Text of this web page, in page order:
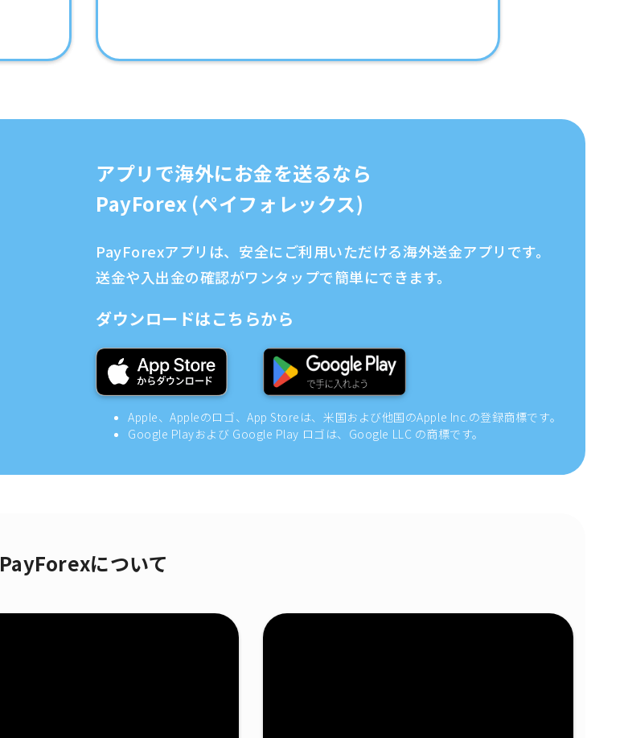
アプリで海外にお金を送るなら
PayForex (ペイフォレックス)
PayForexアプリは、安全にご利用いただける海外送金アプリです。
送金や入出金の確認がワンタップで簡単にできます。
ダウンロードはこちらから
Apple、Appleのロゴ、App Storeは、米国および他国のApple Inc.の登録商標です。
Google Playおよび Google Play ロゴは、Google LLC の商標です。
PayForexについて